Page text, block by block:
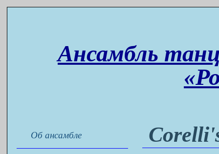
Ансамбль
Об ансамбле